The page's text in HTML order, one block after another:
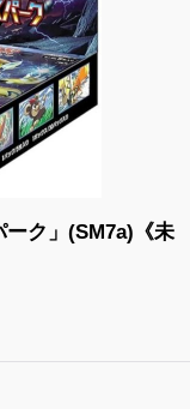
ーク」(SM7a)《未